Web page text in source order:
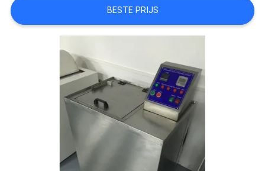
VR
SHOW
SITEMAP
PRIVACY
BESTE PRIJS